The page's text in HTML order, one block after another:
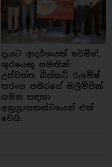
දැයට ආදර්ශයක් වෙමින්,
ශූරයෙකු සමඟින්:
උස්වත්ත බිස්කට් රුමේෂ්
තරංග පතිරගේ ඔලිම්පික්
ගමන සඳහා
අනුග්‍රාහකත්වයෙන් එක්
වෙයි.